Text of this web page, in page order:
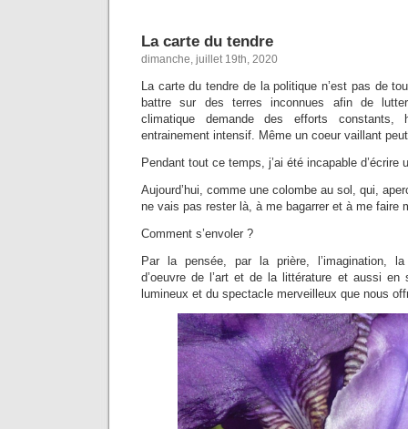
La carte du tendre
dimanche, juillet 19th, 2020
La carte du tendre de la politique n’est pas de
battre sur des terres inconnues afin de
climatique demande des efforts
entrainement intensif. Même un coeur vaillant peut
Pendant tout ce temps, j’ai été incapable d’écrire
Aujourd’hui, comme une colombe au sol, qui,
ne vais pas rester là, à me bagarrer et à me faire
Comment s’envoler ?
Par la pensée, par la prière, l’imagination,
d’oeuvre de l’art et de la littérature et aussi en
lumineux et du spectacle merveilleux que nous